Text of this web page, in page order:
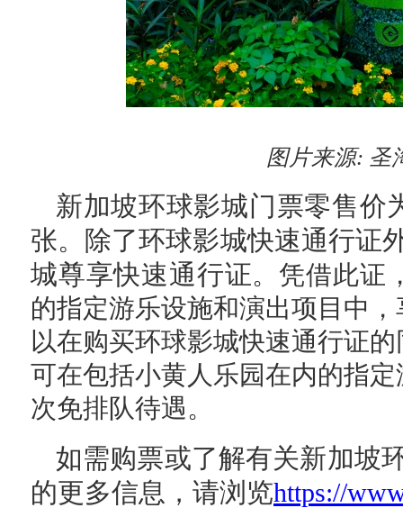
图片来源: 圣
新加坡环球影城门票零售价
张。除了环球影城快速通行证
城尊享快速通行证。凭借此证
的指定游乐设施和演出项目中
以在购买环球影城快速通行证
可在包括小黄人乐园在内的指
次免排队待遇。
如需购票或了解有关新加坡
的更多信息，请浏览https://